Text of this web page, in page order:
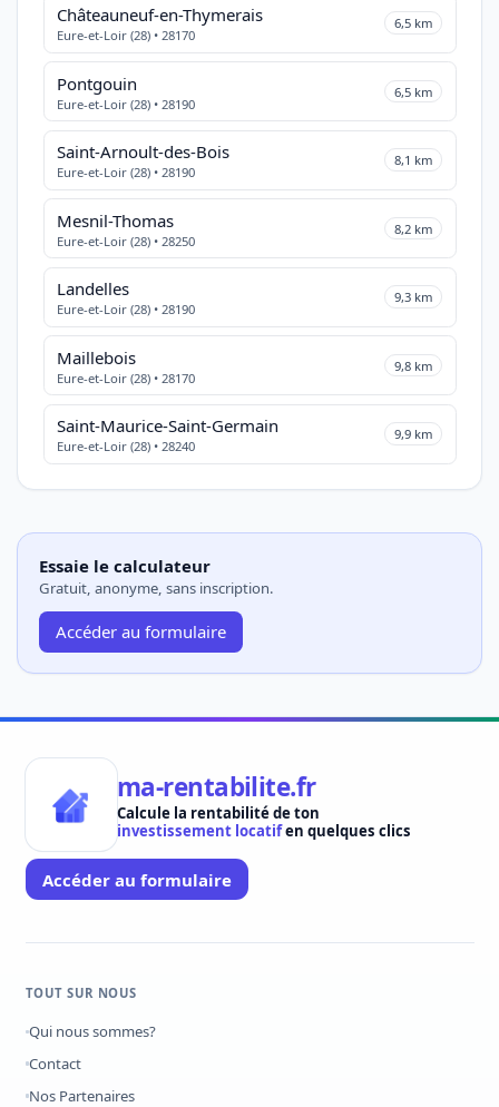
Châteauneuf-en-Thymerais
Eure-et-Loir (28) • 28170
6,5 km
Pontgouin
Eure-et-Loir (28) • 28190
6,5 km
Saint-Arnoult-des-Bois
Eure-et-Loir (28) • 28190
8,1 km
Mesnil-Thomas
Eure-et-Loir (28) • 28250
8,2 km
Landelles
Eure-et-Loir (28) • 28190
9,3 km
Maillebois
Eure-et-Loir (28) • 28170
9,8 km
Saint-Maurice-Saint-Germain
Eure-et-Loir (28) • 28240
9,9 km
Essaie le calculateur
Gratuit, anonyme, sans inscription.
Accéder au formulaire
ma-rentabilite.fr
Calcule la rentabilité de ton
investissement locatifen quelques clics
Accéder au formulaire
TOUT SUR NOUS
Qui nous sommes?
Contact
Nos Partenaires